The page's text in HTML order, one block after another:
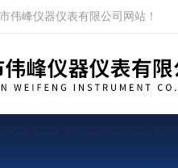
伟峰仪器仪表有限公司网站！